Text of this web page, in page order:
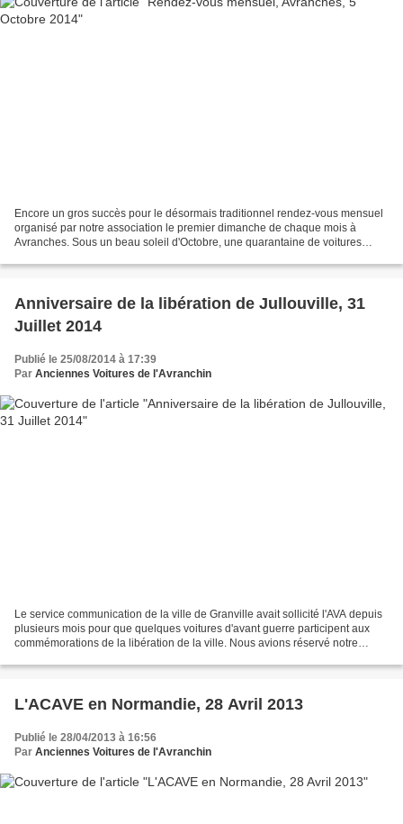
Encore un gros succès pour le désormais traditionnel rendez-vous mensuel
organisé par notre association le premier dimanche de chaque mois à
Avranches. Sous un beau soleil d'Octobre, une quarantaine de voitures
Anniversaire de la libération de Jullouville, 31
Juillet 2014
Publié le 25/08/2014 à 17:39
Par Anciennes Voitures de l'Avranchin
Le service communication de la ville de Granville avait sollicité l'AVA depuis
plusieurs mois pour que quelques voitures d'avant guerre participent aux
commémorations de la libération de la ville. Nous avions réservé notre
L'ACAVE en Normandie, 28 Avril 2013
Publié le 28/04/2013 à 16:56
Par Anciennes Voitures de l'Avranchin